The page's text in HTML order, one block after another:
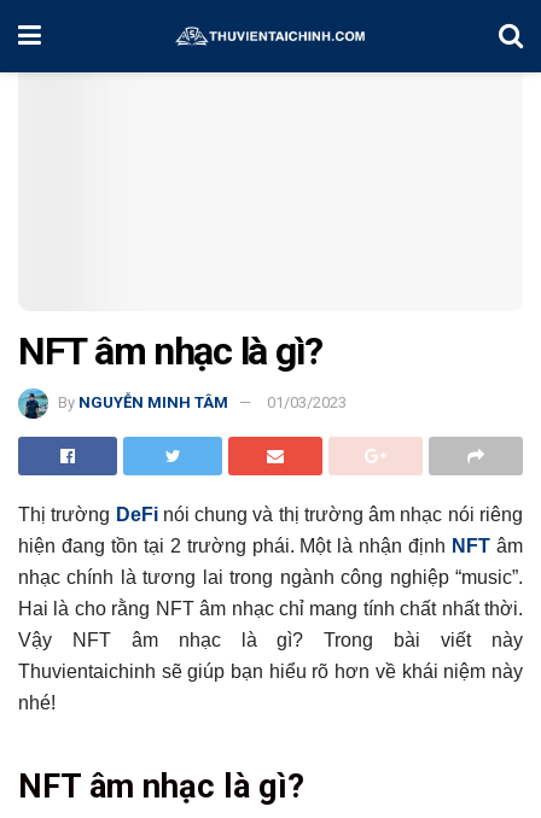
Home
NFT âm nhạc là gì?
By NGUYỄN MINH TÂM 01/03/2023
Thị trường DeFinói chung và thị trường âm nhạc nói riêng
hiện đang tồn tại 2 trường phái. Một là nhận định NFT âm
nhạc chính là tương lai trong ngành công nghiệp “music”.
Hai là cho rằng NFT âm nhạc chỉ mang tính chất nhất thời.
Vậy NFT âm nhạc là gì? Trong bài viết này
Thuvientaichinh sẽ giúp bạn hiểu rõ hơn về khái niệm này
nhé!
NFT âm nhạc là gì?
NFT âm nhạc là gì?